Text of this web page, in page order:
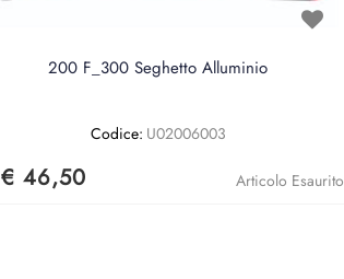
200 F_300 Seghetto Alluminio
Codice: U02006003
€ 46,50 Articolo Esaurito